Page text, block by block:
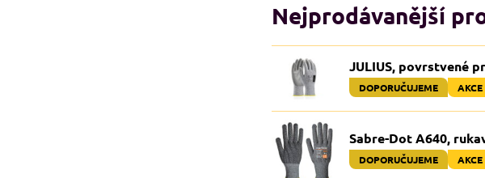
Nejprodávanější
JULIUS, povrstvené
DOPORUČUJEME AKCE
Sabre-Dot A640,
DOPORUČUJEME AKCE